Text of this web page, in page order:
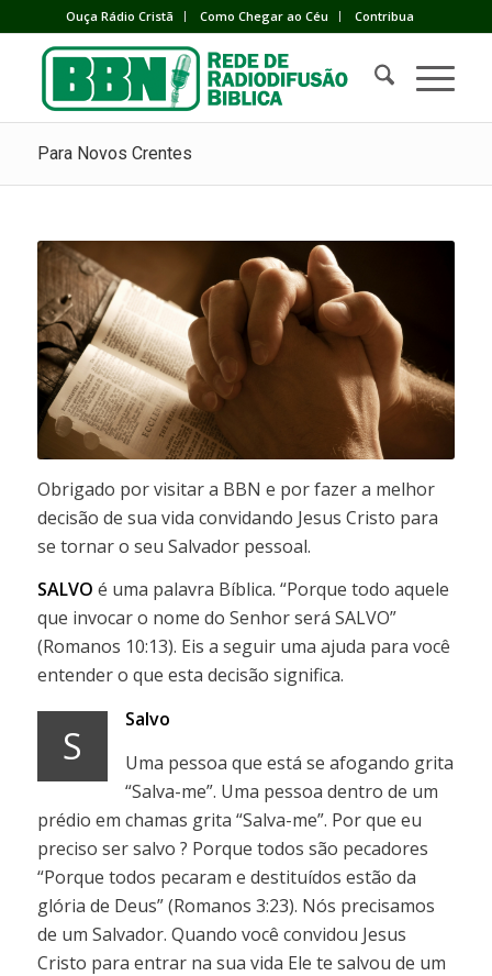
Ouça Rádio Cristã Como Chegar ao Céu Contribua
Para Novos Crentes
Obrigado por visitar a BBN e por fazer a melhor
decisão de sua vida convidando Jesus Cristo para
se tornar o seu Salvador pessoal.
SALVO é uma palavra Bíblica. “Porque todo aquele
que invocar o nome do Senhor será SALVO”
(Romanos 10:13). Eis a seguir uma ajuda para você
entender o que esta decisão significa.
S
Salvo
Uma pessoa que está se afogando grita
“Salva-me”. Uma pessoa dentro de um
prédio em chamas grita “Salva-me”. Por que eu
preciso ser salvo ? Porque todos são pecadores
“Porque todos pecaram e destituídos estão da
glória de Deus” (Romanos 3:23). Nós precisamos
de um Salvador. Quando você convidou Jesus
Cristo para entrar na sua vida Ele te salvou de um